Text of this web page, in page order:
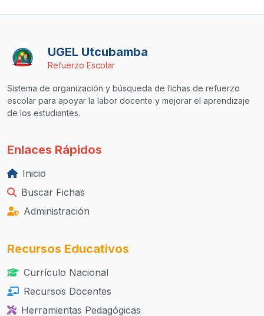
UGEL Utcubamba
Refuerzo Escolar
Sistema de organización y búsqueda de fichas de refuerzo
escolar para apoyar la labor docente y mejorar el aprendizaje
de los estudiantes.
Enlaces Rápidos
Inicio
Buscar Fichas
Administración
Recursos Educativos
Currículo Nacional
Recursos Docentes
Herramientas Pedagógicas